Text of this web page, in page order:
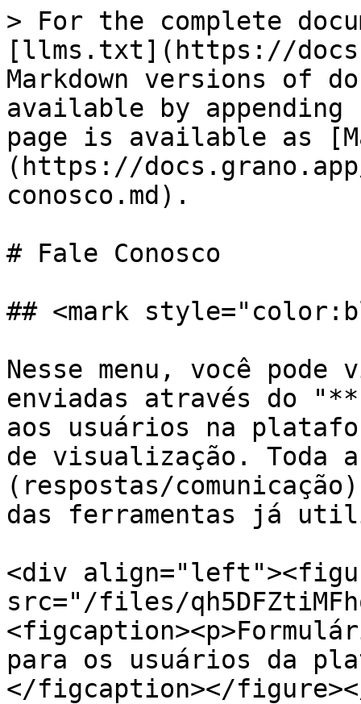
> For the complete
[llms.txt](https://
Markdown versions of
available by
page is available as
(https://
conosco.md).
# Fale Conosco
## <mark
Nesse menu, você pode
enviadas através do
aos usuários na
de visualização. Toda
(respostas/
das ferramentas já
<div
src="/files/
para os usuários da
</figcaption></